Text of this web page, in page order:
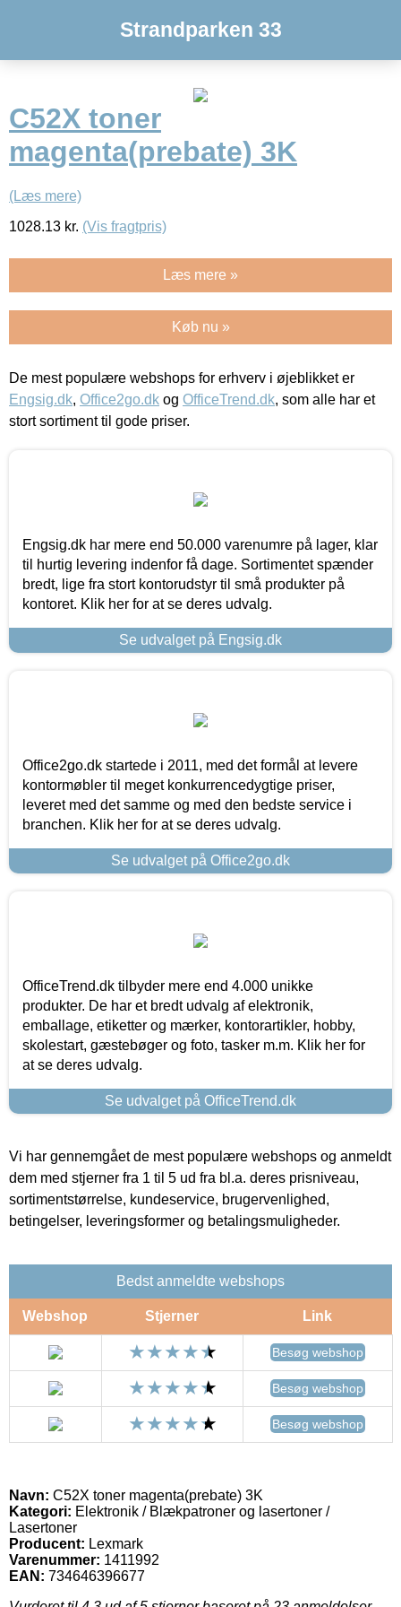
Strandparken 33
C52X toner
magenta(prebate) 3K
(Læs mere)
1028.13 kr. (Vis fragtpris)
Læs mere »
Køb nu »
De mest populære webshops for erhverv i øjeblikket er
Engsig.dk, Office2go.dk og OfficeTrend.dk, som alle har et
stort sortiment til gode priser.
Engsig.dk har mere end 50.000 varenumre på lager, klar
til hurtig levering indenfor få dage. Sortimentet spænder
bredt, lige fra stort kontorudstyr til små produkter på
kontoret. Klik her for at se deres udvalg.
Se udvalget på Engsig.dk
Office2go.dk startede i 2011, med det formål at levere
kontormøbler til meget konkurrencedygtige priser,
leveret med det samme og med den bedste service i
branchen. Klik her for at se deres udvalg.
Se udvalget på Office2go.dk
OfficeTrend.dk tilbyder mere end 4.000 unikke
produkter. De har et bredt udvalg af elektronik,
emballage, etiketter og mærker, kontorartikler, hobby,
skolestart, gæstebøger og foto, tasker m.m. Klik her for
at se deres udvalg.
Se udvalget på OfficeTrend.dk
Vi har gennemgået de mest populære webshops og anmeldt
dem med stjerner fra 1 til 5 ud fra bl.a. deres prisniveau,
sortimentstørrelse, kundeservice, brugervenlighed,
betingelser, leveringsformer og betalingsmuligheder.
Bedst anmeldte webshops
Webshop Stjerner Link
Besøg webshop
Besøg webshop
Besøg webshop
Navn: C52X toner magenta(prebate) 3K
Kategori: Elektronik / Blækpatroner og lasertoner /
Lasertoner
Producent: Lexmark
Varenummer: 1411992
EAN: 734646396677